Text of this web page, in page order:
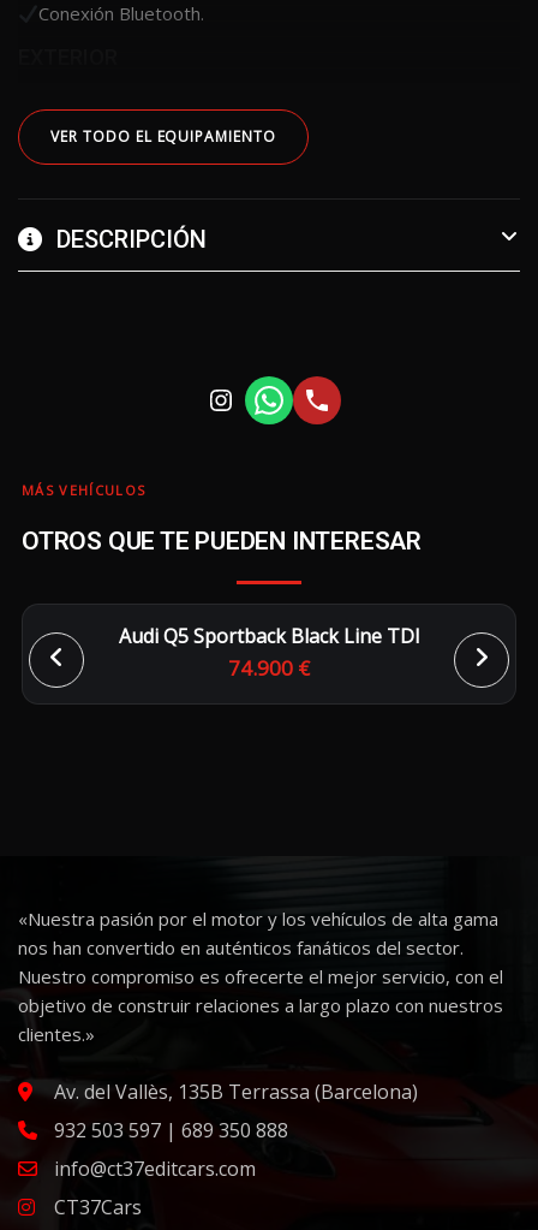
Conexión Bluetooth.
VER TODO EL EQUIPAMIENTO
DESCRIPCIÓN
MÁS VEHÍCULOS
OTROS QUE TE PUEDEN INTERESAR
Audi Q5 Sportback Black Line TDI
74.900 €
«Nuestra pasión por el motor y los vehículos de alta gama
nos han convertido en auténticos fanáticos del sector.
Nuestro compromiso es ofrecerte el mejor servicio, con el
objetivo de construir relaciones a largo plazo con nuestros
clientes.»
Av. del Vallès, 135B Terrassa (Barcelona)
932 503 597 | 689 350 888
info@ct37editcars.com
CT37Cars